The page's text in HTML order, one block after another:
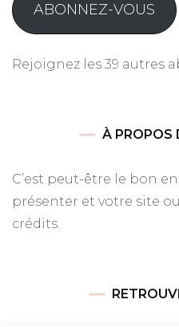
ABONNEZ-VOUS
Rejoignez les 39 autres
À PROPOS
C’est peut-être le bon
présenter et votre site
crédits.